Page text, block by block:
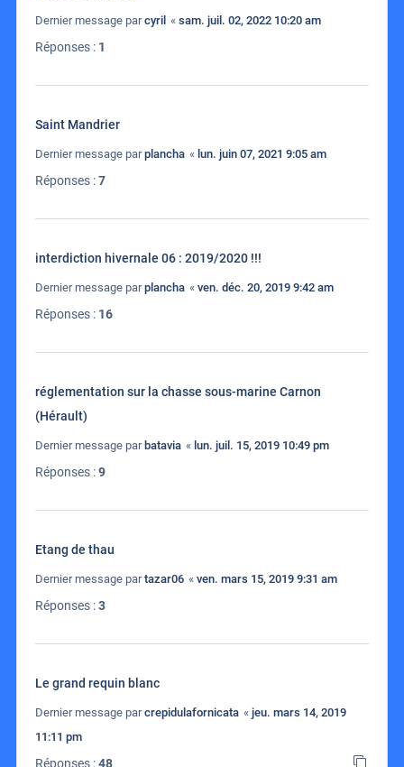
Dernier message parcyril « sam. juil. 02, 2022 10:20 am
Réponses : 1
Saint Mandrier
Dernier message parplancha « lun. juin 07, 2021 9:05 am
Réponses :7
interdiction hivernale 06 : 2019/2020 !!!
Dernier message parplancha « ven. déc. 20, 2019 9:42 am
Réponses : 16
réglementation sur la chasse sous-marine Carnon
(Hérault)
Dernier message par batavia « lun. juil. 15, 2019 10:49 pm
Réponses :9
Etang de thau
Dernier message partazar06 « ven. mars 15, 2019 9:31 am
Réponses :3
Le grand requin blanc
Dernier message parcrepidulafornicata « jeu. mars 14, 2019
11:11 pm
Réponses :48